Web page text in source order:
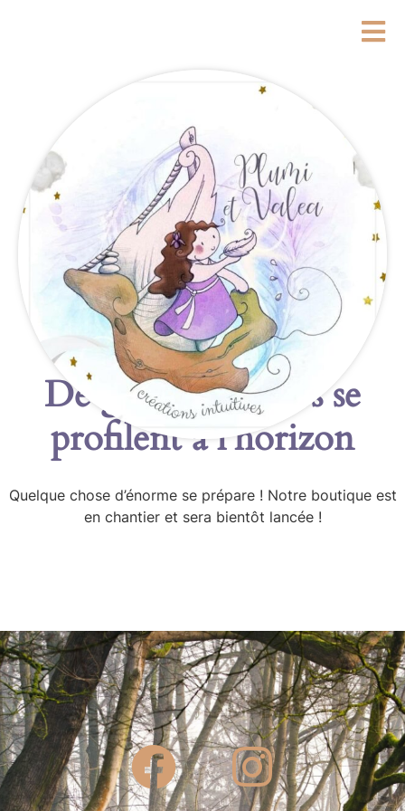
De grandes choses se
profilent à l’horizon
Quelque chose d’énorme se prépare ! Notre boutique est
en chantier et sera bientôt lancée !